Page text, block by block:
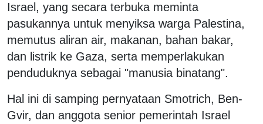
Israel, yang secara terbuka meminta
pasukannya untuk menyiksa warga Palestina,
memutus aliran air, makanan, bahan bakar,
dan listrik ke Gaza, serta memperlakukan
penduduknya sebagai "manusia binatang".
Hal ini di samping pernyataan Smotrich, Ben-
Gvir, dan anggota senior pemerintah Israel